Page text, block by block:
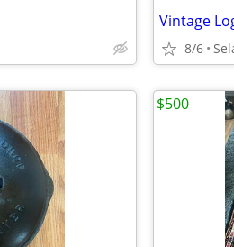
8/6
$500